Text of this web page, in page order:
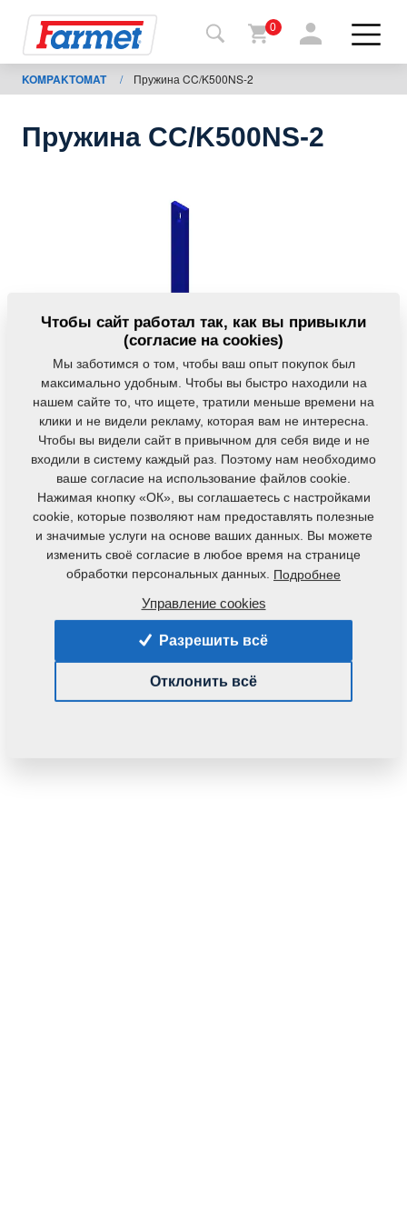
Назад
на
Фармет-
скачиванию
0
KOMPAKTOMAT / Пружина CC/K500NS-2
Пружина CC/K500NS-2
Код продукта: 9003988
Данная деталь также применяется и для
следующего оборудования:
1,9020 Кг
Чтобы сайт работал так, как вы привыкли
(согласие на cookies)
Мы заботимся о том, чтобы ваш опыт покупок был
максимально удобным. Чтобы вы быстро находили на
нашем сайте то, что ищете, тратили меньше времени на
клики и не видели рекламу, которая вам не интересна.
Чтобы вы видели сайт в привычном для себя виде и не
входили в систему каждый раз. Поэтому нам необходимо
ваше согласие на использование файлов cookie.
Нажимая кнопку «ОК», вы соглашаетесь с настройками
cookie, которые позволяют нам предоставлять полезные
и значимые услуги на основе ваших данных. Вы можете
изменить своё согласие в любое время на странице
обработки персональных данных. Подробнее
Управление cookies
Разрешить всё
Отклонить всё